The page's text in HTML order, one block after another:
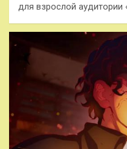
для взрослой аудитории